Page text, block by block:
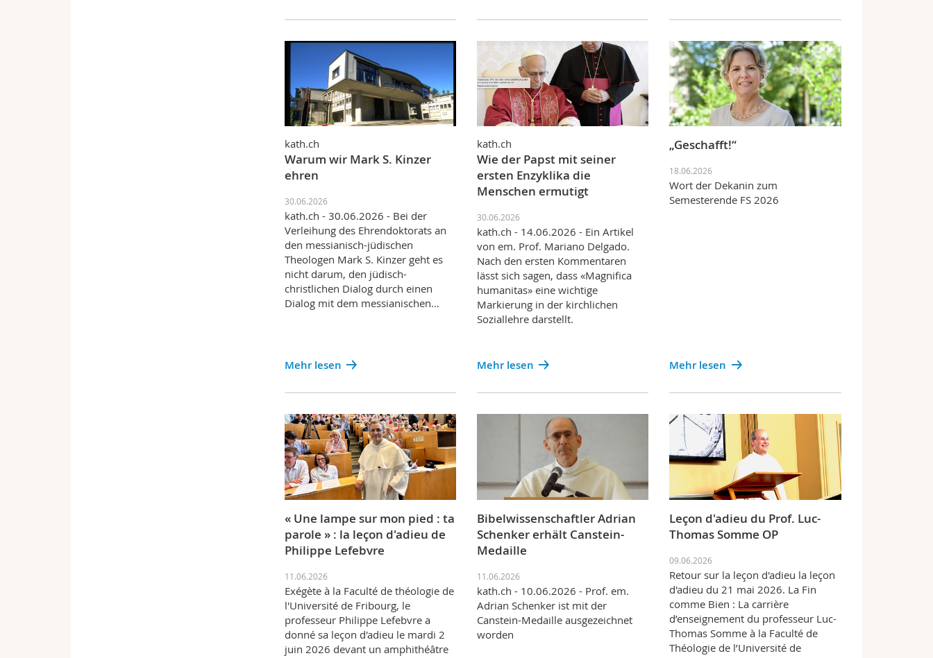
kath.ch
Warum wir Mark S. Kinzer
ehren
30.06.2026
kath.ch - 30.06.2026 - Bei der
Verleihung des Ehrendoktorats an
den messianisch-jüdischen
Theologen Mark S. Kinzer geht es
nicht darum, den jüdisch-
christlichen Dialog durch einen
Dialog mit dem messianischen…
Mehr lesen
kath.ch
Wie der Papst mit seiner
ersten Enzyklika die
Menschen ermutigt
30.06.2026
kath.ch - 14.06.2026 - Ein Artikel
von em. Prof. Mariano Delgado.
Nach den ersten Kommentaren
lässt sich sagen, dass «Magnifica
humanitas» eine wichtige
Markierung in der kirchlichen
Soziallehre darstellt.
Mehr lesen
„Geschafft!“
18.06.2026
Wort der Dekanin zum
Semesterende FS 2026
Mehr lesen
« Une lampe sur mon pied : ta
parole » : la leçon d'adieu de
Philippe Lefebvre
11.06.2026
Exégète à la Faculté de théologie de
l'Université de Fribourg, le
professeur Philippe Lefebvre a
donné sa leçon d'adieu le mardi 2
juin 2026 devant un amphithéâtre
Bibelwissenschaftler Adrian
Schenker erhält Canstein-
Medaille
11.06.2026
kath.ch - 10.06.2026 - Prof. em.
Adrian Schenker ist mit der
Canstein-Medaille ausgezeichnet
worden
Leçon d'adieu du Prof. Luc-
Thomas Somme OP
09.06.2026
Retour sur la leçon d'adieu la leçon
d'adieu du 21 mai 2026. La Fin
comme Bien : La carrière
d’enseignement du professeur Luc-
Thomas Somme à la Faculté de
Théologie de l’Université de